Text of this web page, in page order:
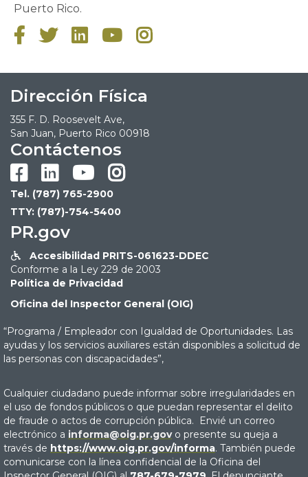
Puerto Rico.
    
Dirección Física
355 F. D. Roosevelt Ave,
San Juan, Puerto Rico 00918
Contáctenos

  
Tel. (787) 765-2900
TTY: (787)-754-5400
PR.gov

Accesibilidad PRITS-061623-DDEC
Conforme a la Ley 229 de 2003
Política de Privacidad
Oficina del Inspector General (OIG)
“Programa / Empleador con Igualdad de Oportunidades. Las
ayudas y los servicios auxiliares están disponibles a solicitud de
las personas con discapacidades”,
Cualquier ciudadano puede informar sobre irregularidades en
el uso de fondos públicos o que puedan representar el delito
de fraude o actos de corrupción pública. Envié un correo
electrónico a informa@oig.pr.govo presente su queja a
través de https://www.oig.pr.gov/informa. También puede
comunicarse con la línea confidencial de la Oficina del